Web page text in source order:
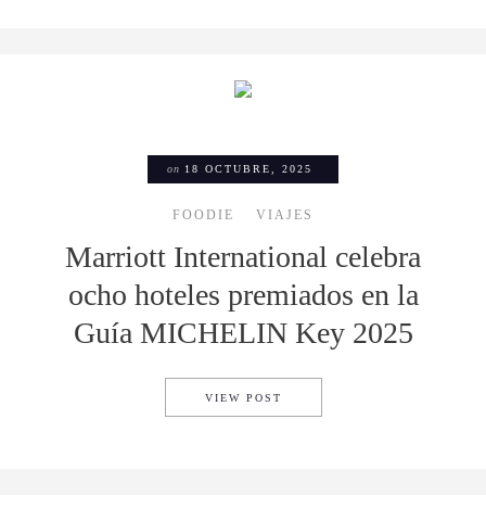
on 18 OCTUBRE, 2025
FOODIE VIAJES
Marriott International celebra
ocho hoteles premiados en la
Guía MICHELIN Key 2025
VIEW POST